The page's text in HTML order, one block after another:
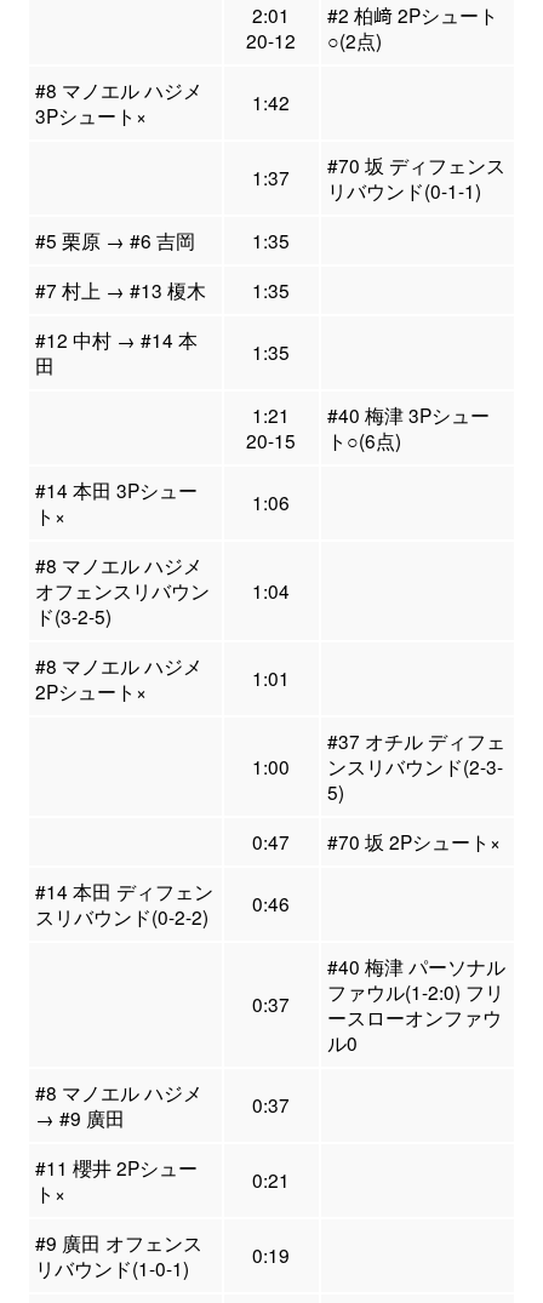
2:01
20-12
#2 柏﨑 2Pシュート
○(2点)
#8 マノエル ハジメ
3Pシュート×
1:42
1:37
#70 坂 ディフェンス
リバウンド(0-1-1)
#5 栗原 → #6 吉岡
1:35
#7 村上 → #13 榎木
1:35
#12 中村 → #14 本
田
1:35
1:21
20-15
#40 梅津 3Pシュー
ト○(6点)
#14 本田 3Pシュー
ト×
1:06
#8 マノエル ハジメ
オフェンスリバウン
ド(3-2-5)
1:04
#8 マノエル ハジメ
2Pシュート×
1:01
1:00
#37 オチル ディフェ
ンスリバウンド(2-3-
5)
0:47
#70 坂 2Pシュート×
#14 本田 ディフェン
スリバウンド(0-2-2)
0:46
0:37
#40 梅津 パーソナル
ファウル(1-2:0) フリ
ースローオンファウ
ル0
#8 マノエル ハジメ
→ #9 廣田
0:37
#11 櫻井 2Pシュー
ト×
0:21
#9 廣田 オフェンス
リバウンド(1-0-1)
0:19